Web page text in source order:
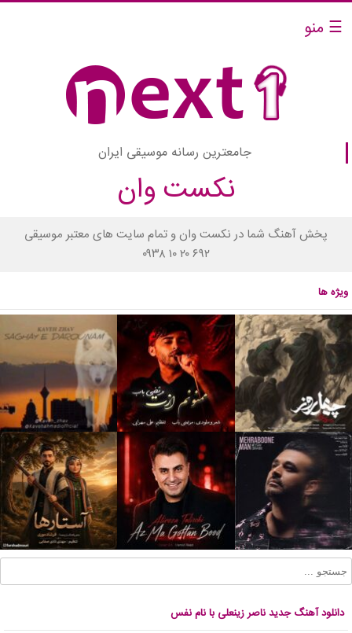
☰ منو
جامعترین رسانه موسیقی ایران
نکست وان
پخش آهنگ شما در نکست وان و تمام سایت های معتبر موسیقی
۰۹۳۸ ۱۰ ۲۰ ۶۹۲
ویژه ها
دانلود آهنگ جدید ناصر زینعلی با نام نفس